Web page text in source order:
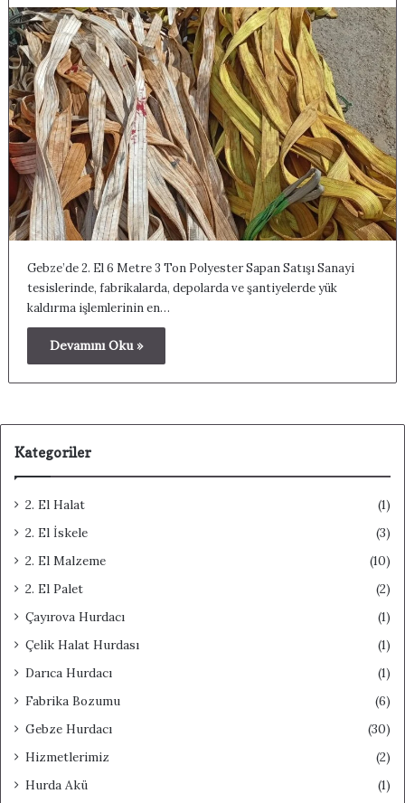
Gebze’de 2. El 6 Metre 3 Ton Polyester Sapan Satışı Sanayi
tesislerinde, fabrikalarda, depolarda ve şantiyelerde yük
kaldırma işlemlerinin en…
Devamını Oku »
Kategoriler
2. El Halat
(1)
2. El İskele
(3)
2. El Malzeme
(10)
2. El Palet
(2)
Çayırova Hurdacı
(1)
Çelik Halat Hurdası
(1)
Darıca Hurdacı
(1)
Fabrika Bozumu
(6)
Gebze Hurdacı
(30)
Hizmetlerimiz
(2)
Hurda Akü
(1)